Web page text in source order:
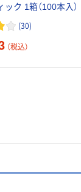
ク 1箱（100本入）
(30)
（税込）